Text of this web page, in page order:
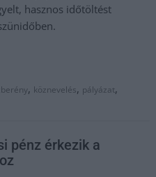
hasznos időtöltést
, köznevelés, pályázat,
pénz érkezik a